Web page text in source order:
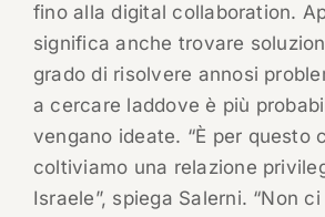
fino alla digital collaboration.
significa anche trovare
grado di risolvere annosi
a cercare laddove è più
vengano ideate. “È per questo
coltiviamo una relazione
Israele”, spiega Salerni. “Non